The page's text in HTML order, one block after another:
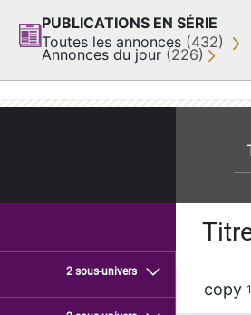
PUBLICATIONS EN SÉRIE
Toutes les annonces (432)
Annonces du jour (226)
2 sous-univers
copy